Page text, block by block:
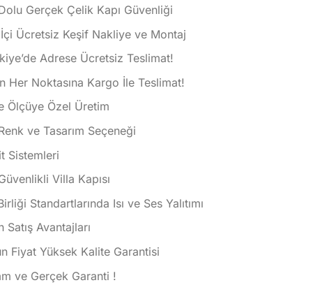
Gerçek Çelik Kapı Güvenliği
Ücretsiz Keşif Nakliye ve Montaj
Adrese Ücretsiz Teslimat!
Her Noktasına Kargo İle Teslimat!
Ölçüye Özel Üretim
Renk ve Tasarım Seçeneği
Sistemleri
Villa Kapısı
Standartlarında Isı ve Ses Yalıtımı
Satış Avantajları
Fiyat Yüksek Kalite Garantisi
ve Gerçek Garanti !